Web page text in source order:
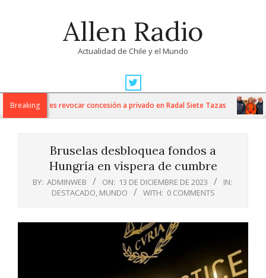
Allen Radio
Actualidad de Chile y el Mundo
Navigation
MenuBreaking
Nacionales revocar concesión a privado en Radal Siete Tazas
Bruselas desbloquea fondos a
Hungría en víspera de cumbre
BY: ADMINWEB ON: 13 DE DICIEMBRE DE 2023
IN:
DESTACADO, MUNDO WITH: 0 COMMENTS